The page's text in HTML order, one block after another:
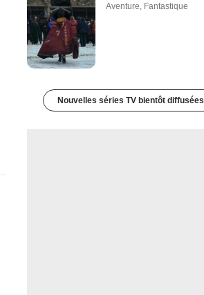
Aventure Fantastique
Nouvelles séries TV bientôt diffusées